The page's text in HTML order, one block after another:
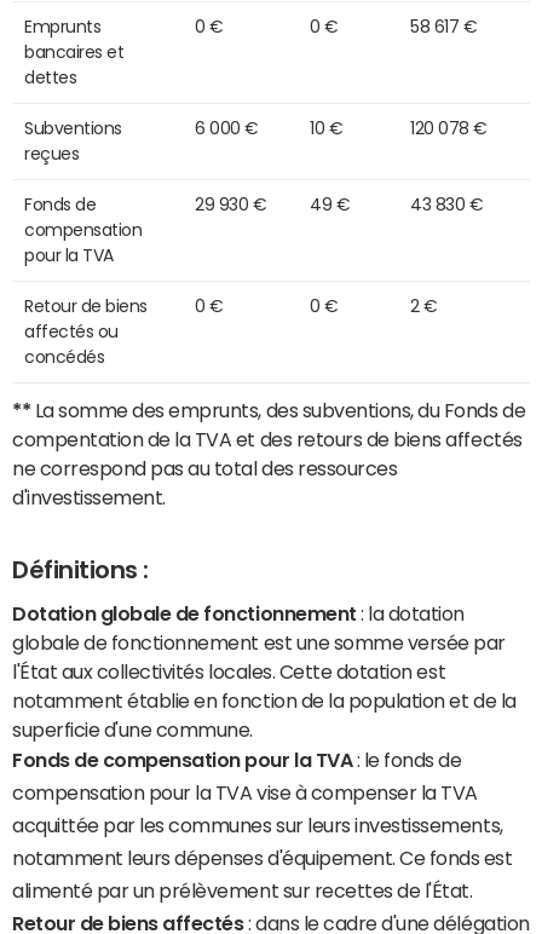
Emprunts
bancaires et
dettes
0 € 0 € 58 617 €
Subventions
reçues
6 000 € 10 € 120 078 €
Fonds de
compensation
pour la TVA
29 930 € 49 € 43 830 €
Retour de biens
affectés ou
concédés
0 € 0 € 2 €
** La somme des emprunts, des subventions, du Fonds de
compentation de la TVA et des retours de biens affectés
ne correspond pas au total des ressources
d'investissement.
Définitions :
Dotation globale de fonctionnement : la dotation
globale de fonctionnement est une somme versée par
l'État aux collectivités locales. Cette dotation est
notamment établie en fonction de la population et de la
superficie d'une commune.
Fonds de compensation pour la TVA: le fonds de
compensation pour la TVA vise à compenser la TVA
acquittée par les communes sur leurs investissements,
notamment leurs dépenses d'équipement. Ce fonds est
alimenté par un prélèvement sur recettes de l'État.
Retour de biens affectés: dans le cadre d'une délégation